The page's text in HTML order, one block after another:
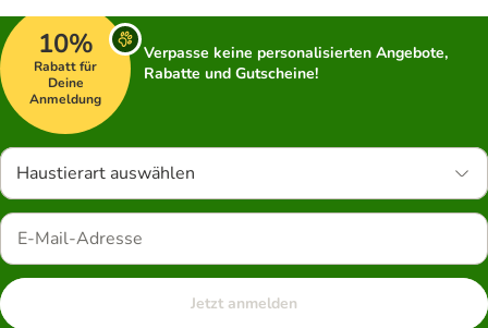
10%
Rabatt für
Deine
Anmeldung
Verpasse keine personalisierten Angebote,
Rabatte und Gutscheine!
Haustierart auswählen
Jetzt anmelden